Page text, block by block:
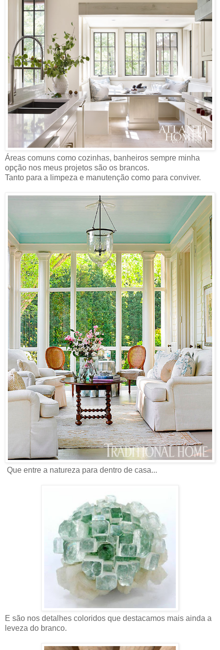
Áreas comuns como cozinhas, banheiros sempre minha
opção nos meus projetos são os brancos.
Tanto para a limpeza e manutenção como para conviver.
Que entre a natureza para dentro de casa...
E são nos detalhes coloridos que destacamos mais ainda a
leveza do branco.